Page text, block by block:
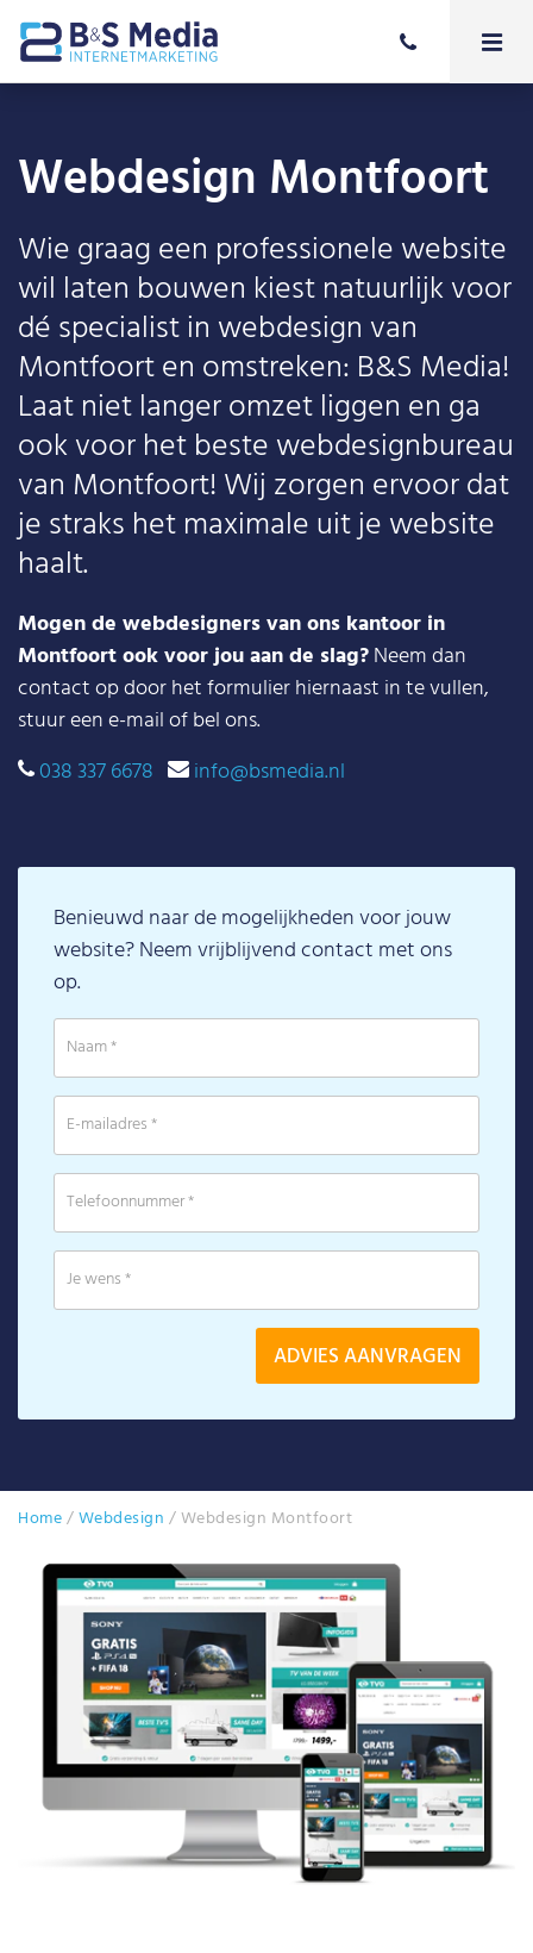
Webdesign Montfoort
Wie graag een professionele website
wil laten bouwen kiest natuurlijk voor
dé specialist in webdesign van
Montfoort en omstreken: B&S Media!
Laat niet langer omzet liggen en ga
ook voor het beste webdesignbureau
van Montfoort! Wij zorgen ervoor dat
je straks het maximale uit je website
haalt.
Mogen de webdesigners van ons kantoor in
Montfoort ook voor jou aan de slag?Neem dan
contact op door het formulier hiernaast in te vullen,
stuur een e-mail of bel ons.
038 337 6678
info@bsmedia.nl
Benieuwd naar de mogelijkheden voor jouw
website? Neem vrijblijvend contact met ons
op.
Home/Webdesign /Webdesign Montfoort